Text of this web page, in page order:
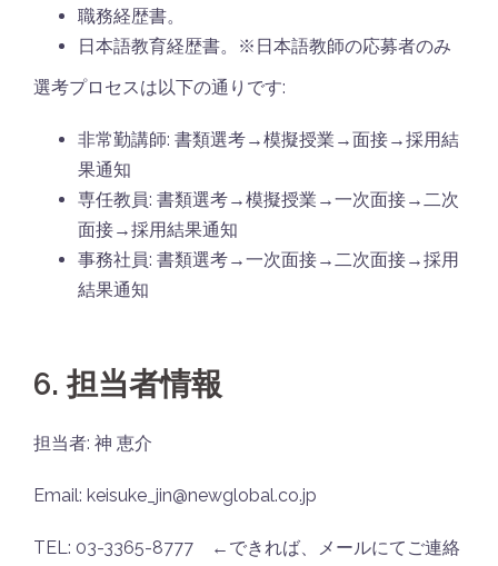
職務経歴書。
日本語教育経歴書。※日本語教師の応募者のみ
選考プロセスは以下の通りです:
非常勤講師: 書類選考→模擬授業→面接→採用結
果通知
専任教員: 書類選考→模擬授業→一次面接→二次
面接→採用結果通知
事務社員: 書類選考→一次面接→二次面接→採用
結果通知
6. 担当者情報
担当者: 神 恵介
Email: keisuke_jin@newglobal.co.jp
TEL: 03-3365-8777 ←できれば、メールにてご連絡